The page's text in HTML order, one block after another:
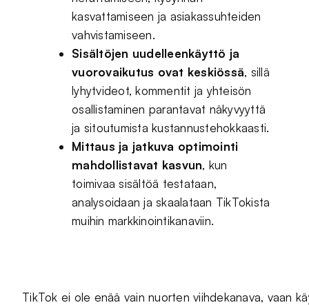
kasvattamiseen ja asiakassuhteiden
vahvistamiseen.
Sisältöjen uudelleenkäyttö ja
vuorovaikutus ovat keskiössä, sillä
lyhytvideot, kommentit ja yhteisön
osallistaminen parantavat näkyvyyttä
ja sitoutumista kustannustehokkaasti.
Mittaus ja jatkuva optimointi
mahdollistavat kasvun, kun
toimivaa sisältöä testataan,
analysoidaan ja skaalataan TikTokista
muihin markkinointikanaviin.
TikTok ei ole enää vain nuorten viihdekanava, vaan